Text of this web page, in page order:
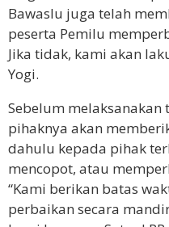
Bawaslu juga telah
peserta Pemilu
Jika tidak, kami akan
Yogi.
Sebelum melaksanakan
pihaknya akan
dahulu kepada pihak
mencopot, atau
“Kami berikan batas
perbaikan secara